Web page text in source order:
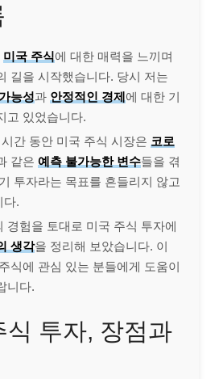
미국 주식에 대한 매력을 느끼며
길을 시작했습니다. 당시 저는
능성과 안정적인 경제에 대한 기
고 있었습니다.
간 동안 미국 주식 시장은 코로
같은 예측 불가능한 변수들을 겪
투자라는 목표를 흔들리지 않고
다.
경험을 토대로 미국 주식 투자에
생각을 정리해 보았습니다. 이
식에 관심 있는 분들에게 도움이
니다.
식 투자, 장점과